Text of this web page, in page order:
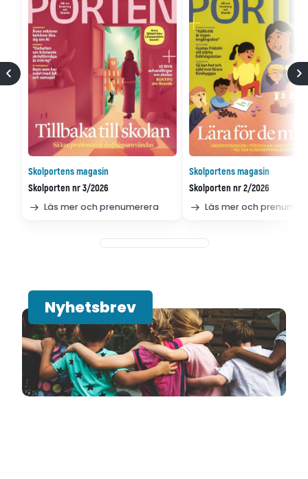
Skolportens magasin
Skolporten nr 3/2026
Läs mer och prenumerera
Skolportens magasin
Skolporten nr 2/2026
Läs mer och
Nyhetsbrev